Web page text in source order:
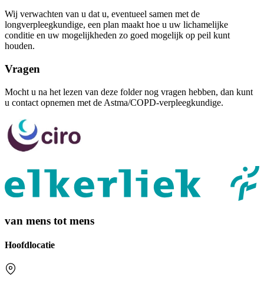
Wij verwachten van u dat u, eventueel samen met de
longverpleegkundige, een plan maakt hoe u uw lichamelijke
conditie en uw mogelijkheden zo goed mogelijk op peil kunt
houden.
Vragen
Mocht u na het lezen van deze folder nog vragen hebben, dan kunt
u contact opnemen met de Astma/COPD-verpleegkundige.
van mens tot mens
Hoofdlocatie